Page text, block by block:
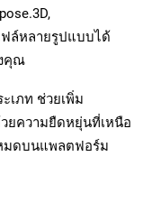
ฟล์หลายรูปแบบได้
คุณ
เภท ช่วยเพิ่ม
ยความยืดหยุ่นที่เหนือ
มดบนแพลตฟอร์ม